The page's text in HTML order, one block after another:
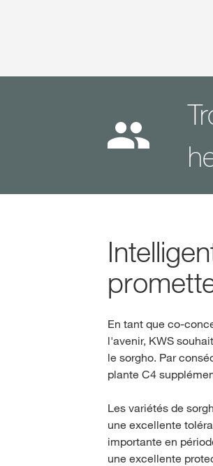
En tant que co-
l'avenir, KWS
le sorgho. Par
plante C4
Les variétés de
une excellente
importante en
une excellente